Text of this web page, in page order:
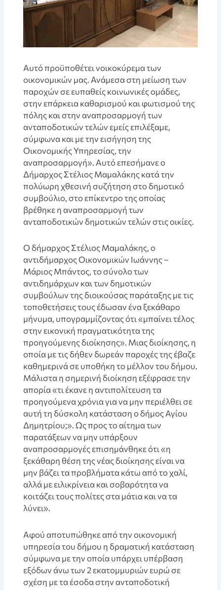
Αυτό προϋποθέτει νοικοκύρεμα των
οικονομικών μας. Ανάμεσα στη μείωση των
παροχών σε ευπαθείς κοινωνικές ομάδες,
στην επάρκεια καθαρισμού και φωτισμού της
πόλης και στην αναπροσαρμογή των
ανταποδοτικών τελών εμείς επιλέξαμε,
σύμφωνα και με την εισήγηση της
Οικονομικής Υπηρεσίας, την
αναπροσαρμογή». Αυτό επεσήμανε ο
Δήμαρχος Στέλιος Μαμαλάκης κατά την
πολύωρη χθεσινή συζήτηση στο δημοτικό
συμβούλιο, στο επίκεντρο της οποίας
βρέθηκε η αναπροσαρμογή των
ανταποδοτικών δημοτικών τελών στις οικίες.
Ο δήμαρχος Στέλιος Μαμαλάκης, ο
αντιδήμαρχος Οικονομικών Ιωάννης –
Μάριος Μπάντος, το σύνολο των
αντιδημάρχων και των δημοτικών
συμβούλων της διοικούσας παράταξης με τις
τοποθετήσεις τους έδωσαν ένα ξεκάθαρο
μήνυμα, υπογραμμίζοντας ότι «μπαίνει τέλος
στην εικονική πραγματικότητα της
προηγούμενης διοίκησης». Μιας διοίκησης, η
οποία με τις δήθεν δωρεάν παροχές της έβαζε
καθημερινά σε υποθήκη το μέλλον του δήμου.
Μάλιστα η σημερινή διοίκηση εξέφρασε την
απορία «τι έκανε η αντιπολίτευση τα
προηγούμενα χρόνια για να μην περιέλθει σε
αυτή τη δύσκολη κατάσταση ο δήμος Αγίου
Δημητρίου;». Ως προς το αίτημα των
παρατάξεων να μην υπάρξουν
αναπροσαρμογές επισημάνθηκε ότι «η
ξεκάθαρη θέση της νέας διοίκησης είναι να
μην βάζει τα προβλήματα κάτω από το χαλί,
αλλά με ειλικρίνεια και σοβαρότητα να
κοιτάζει τους πολίτες στα μάτια και να τα
λύνει».
Αφού αποτυπώθηκε από την οικονομική
υπηρεσία του δήμου η δραματική κατάσταση
σύμφωνα με την οποία υπάρχει υπέρβαση
εξόδων άνω των 2 εκατομμυριών ευρώ σε
σχέση με τα έσοδα στην ανταποδοτική